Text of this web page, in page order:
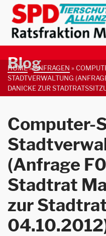
Blog
HOME»ANFRAGEN »
STADTVERWALTUNG
DANICKE ZUR
Computer-
(Anfrage
Stadtrat
zur